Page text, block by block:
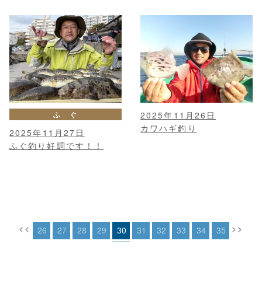
ふ ぐ
2025年11月27日
ふぐ釣り好調です！！
2025年11月26日
カワハギ釣り
<< 26 27 28 29 30 31 32 33 34 35 >>